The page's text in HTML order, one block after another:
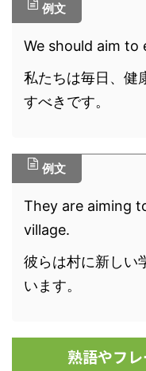
例文
We should aim to
私たちは毎日、健
すべきです。
例文
They are aiming
village.
彼らは村に新しい
います。
熟語やフレ